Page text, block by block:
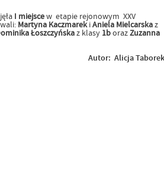
I miejscew etapie rejonowym XXV
Martyna KaczmarekiAniela Mielcarskaz
Łoszczyńskaz klasy 1borazZuzanna
Autor: Alicja Taborek